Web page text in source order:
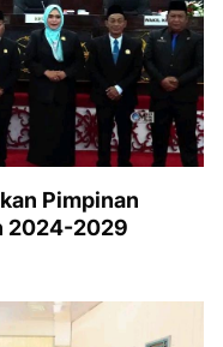
Pimpinan
2024-2029